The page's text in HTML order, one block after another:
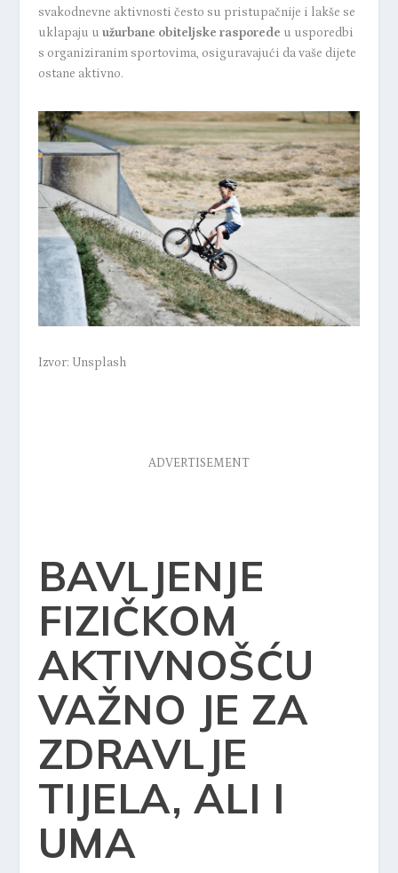
svakodnevne aktivnosti često su pristupačnije i lakše se
uklapaju u užurbane obiteljske rasporede u usporedbi
s organiziranim sportovima, osiguravajući da vaše dijete
ostane aktivno.
Izvor: Unsplash
ADVERTISEMENT
BAVLJENJE
FIZIČKOM
AKTIVNOŠĆU
VAŽNO JE ZA
ZDRAVLJE
TIJELA, ALI I
UMA